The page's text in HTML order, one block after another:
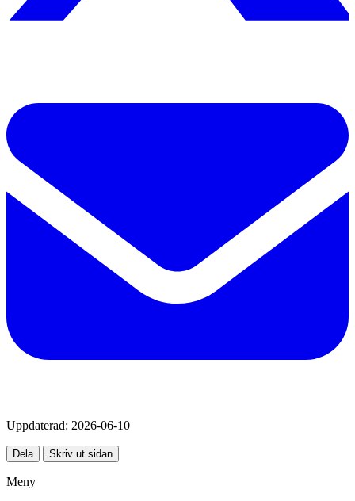
Uppdaterad: 2026-06-10
Dela Skriv ut sidan
Meny